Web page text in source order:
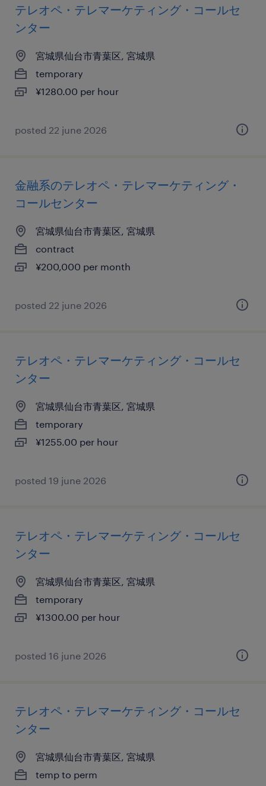
テレオペ・テレマーケティング・コールセ
ンター
宮城県仙台市青葉区, 宮城県
temporary
¥1280.00 per hour
posted 22 june 2026
金融系のテレオペ・テレマーケティング・
コールセンター
宮城県仙台市青葉区, 宮城県
contract
¥200,000 per month
posted 22 june 2026
テレオペ・テレマーケティング・コールセ
ンター
宮城県仙台市青葉区, 宮城県
temporary
¥1255.00 per hour
posted 19 june 2026
テレオペ・テレマーケティング・コールセ
ンター
宮城県仙台市青葉区, 宮城県
temporary
¥1300.00 per hour
posted 16 june 2026
テレオペ・テレマーケティング・コールセ
ンター
宮城県仙台市青葉区, 宮城県
temp to perm